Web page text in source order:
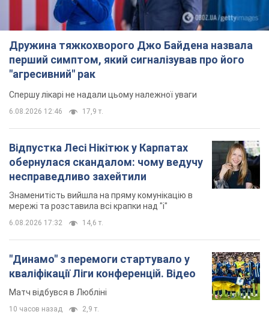
Дружина тяжкохворого Джо Байдена назвала
перший симптом, який сигналізував про його
"агресивний" рак
Спершу лікарі не надали цьому належної уваги
6.08.2026 12:46 17,9 т.
Відпустка Лесі Нікітюк у Карпатах
обернулася скандалом: чому ведучу
несправедливо захейтили
Знаменитість вийшла на пряму комунікацію в
мережі та розставила всі крапки над "і"
6.08.2026 17:32 14,6 т.
"Динамо" з перемоги стартувало у
кваліфікації Ліги конференцій. Відео
Матч відбувся в Любліні
10 часов назад 2,9 т.